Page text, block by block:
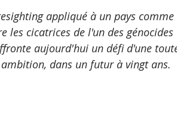
appliqué à un pays comme
les cicatrices de l'un des génocides
aujourd'hui un défi d'une
dans un futur à vingt ans.